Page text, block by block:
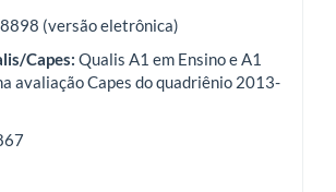
(versão eletrônica)
Capes: Qualis A1 em Ensino e A1
avaliação Capes do quadriênio 2013-